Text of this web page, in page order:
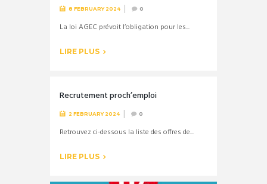
8 FEBRUARY 2024 0
La loi AGEC prévoit l’obligation pour les...
LIRE PLUS
Recrutement proch’emploi
2 FEBRUARY 2024 0
Retrouvez ci-dessous la liste des offres de...
LIRE PLUS